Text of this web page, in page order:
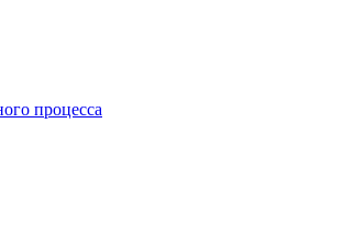
процесса